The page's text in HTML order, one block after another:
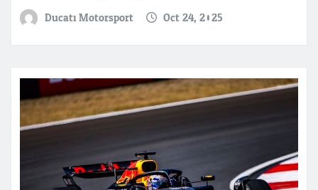
Ducati Motorsport Oct 24, 2025